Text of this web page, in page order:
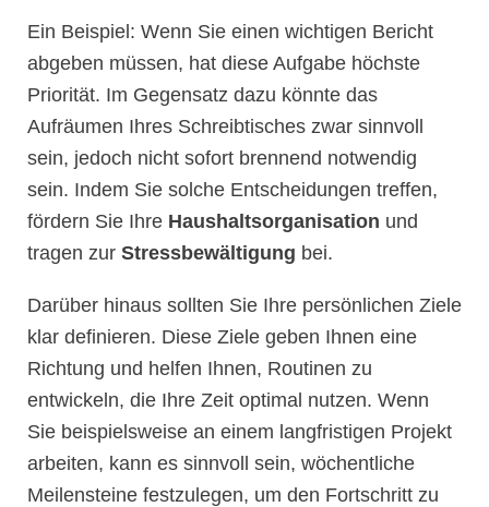
Ein Beispiel: Wenn Sie einen wichtigen Bericht
abgeben müssen, hat diese Aufgabe höchste
Priorität. Im Gegensatz dazu könnte das
Aufräumen Ihres Schreibtisches zwar sinnvoll
sein, jedoch nicht sofort brennend notwendig
sein. Indem Sie solche Entscheidungen treffen,
fördern Sie Ihre Haushaltsorganisation und
tragen zur Stressbewältigung bei.
Darüber hinaus sollten Sie Ihre persönlichen Ziele
klar definieren. Diese Ziele geben Ihnen eine
Richtung und helfen Ihnen, Routinen zu
entwickeln, die Ihre Zeit optimal nutzen. Wenn
Sie beispielsweise an einem langfristigen Projekt
arbeiten, kann es sinnvoll sein, wöchentliche
Meilensteine festzulegen, um den Fortschritt zu